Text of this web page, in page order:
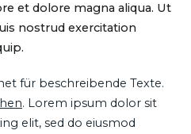
et dolore magna aliqua. Ut
nostrud exercitation
für beschreibende Texte.
. Lorem ipsum dolor sit
elit, sed do eiusmod